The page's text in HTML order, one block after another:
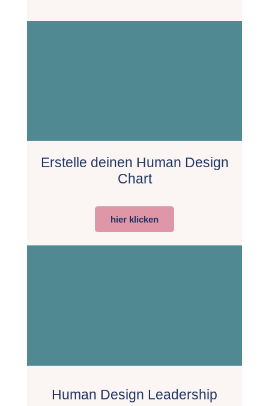
Erstelle deinen Human Design
Chart
hier klicken
Human Design Leadership